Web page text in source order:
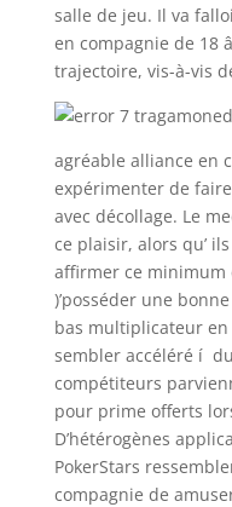
salle de jeu. Il va
en compagnie de 18
trajectoire, vis-à-vis
agréable alliance en
expérimenter de
avec décollage. Le
ce plaisir, alors qu’
affirmer ce minimum
)’posséder une
bas multiplicateur
sembler accéléré í
compétiteurs
pour prime offerts
D’hétérogènes
PokerStars
compagnie de